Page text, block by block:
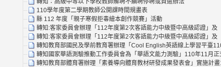
110學年度第二學期教師公開課時間規畫表
縣 112 年度「親子寒假拒毒繪本創作競賽」活動
轉知:客家委員會辦理「112年度第2次客語能力中級暨中高級認證」
轉知:客家委員會辦理「112年度第2次客語能力中級暨中高級認證」
轉知教育部國民及學前教育署辦理「Cool English英語線上學習平臺
轉知國家華語測驗推動工作委員會為「華語文能力測驗」110年11月
轉知教育部體育署辦理「素養導向體育教材研發成果發表會」實施計